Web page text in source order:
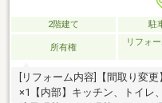
2階建て 駐
所有権
リフォ
[リフォーム内容]【間取り変
×1【内部】キッチン、トイレ